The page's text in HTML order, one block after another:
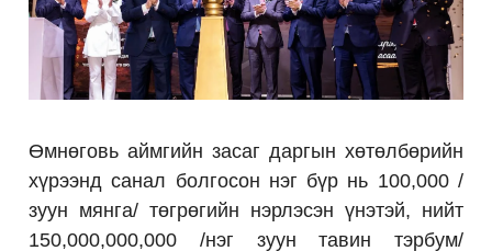
Өмнөговь аймгийн засаг даргын хөтөлбөрийн
хүрээнд санал болгосон нэг бүр нь 100,000 /
зуун мянга/ төгрөгийн нэрлэсэн үнэтэй, нийт
150,000,000,000 /нэг зуун тавин тэрбум/